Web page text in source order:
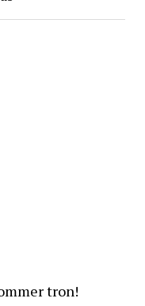
tron!